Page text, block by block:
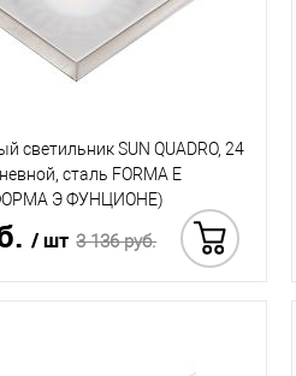
светильник SUN QUADRO, 24
сталь FORMA E
Э ФУНЦИОНЕ)
/ шт 3 136 руб.
Купить в 1 клик